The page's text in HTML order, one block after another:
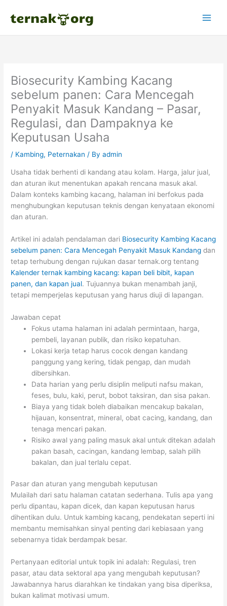
Biosecurity Kambing Kacang
sebelum panen: Cara Mencegah
Penyakit Masuk Kandang – Pasar,
Regulasi, dan Dampaknya ke
Keputusan Usaha
/ Kambing, Peternakan / Byadmin
Usaha tidak berhenti di kandang atau kolam. Harga, jalur jual,
dan aturan ikut menentukan apakah rencana masuk akal.
Dalam konteks kambing kacang, halaman ini berfokus pada
menghubungkan keputusan teknis dengan kenyataan ekonomi
dan aturan.
Artikel ini adalah pendalaman dari Biosecurity Kambing Kacang
sebelum panen: Cara Mencegah Penyakit Masuk Kandang dan
tetap terhubung dengan rujukan dasar ternak.org tentang
Kalender ternak kambing kacang: kapan beli bibit, kapan
panen, dan kapan jual. Tujuannya bukan menambah janji,
tetapi memperjelas keputusan yang harus diuji di lapangan.
Jawaban cepat
Fokus utama halaman ini adalah permintaan, harga,
pembeli, layanan publik, dan risiko kepatuhan.
Lokasi kerja tetap harus cocok dengan kandang
panggung yang kering, tidak pengap, dan mudah
dibersihkan.
Data harian yang perlu disiplin meliputi nafsu makan,
feses, bulu, kaki, perut, bobot taksiran, dan sisa pakan.
Biaya yang tidak boleh diabaikan mencakup bakalan,
hijauan, konsentrat, mineral, obat cacing, kandang, dan
tenaga mencari pakan.
Risiko awal yang paling masuk akal untuk ditekan adalah
pakan basah, cacingan, kandang lembap, salah pilih
bakalan, dan jual terlalu cepat.
Pasar dan aturan yang mengubah keputusan
Mulailah dari satu halaman catatan sederhana. Tulis apa yang
perlu dipantau, kapan dicek, dan kapan keputusan harus
dihentikan dulu. Untuk kambing kacang, pendekatan seperti ini
membantu memisahkan sinyal penting dari kebiasaan yang
sebenarnya tidak berdampak besar.
Pertanyaan editorial untuk topik ini adalah: Regulasi, tren
pasar, atau data sektoral apa yang mengubah keputusan?
Jawabannya harus diarahkan ke tindakan yang bisa diperiksa,
bukan kalimat motivasi umum.